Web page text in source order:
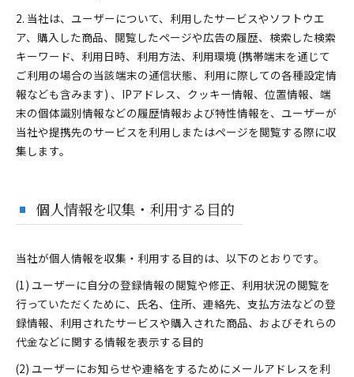
2. 当社は、ユーザーについて、利用したサービスやソフトウエ
ア、購入した商品、閲覧したページや広告の履歴、検索した検索
キーワード、利用日時、利用方法、利用環境 (携帯端末を通じて
ご利用の場合の当該端末の通信状態、利用に際しての各種設定情
報なども含みます) 、IPアドレス、クッキー情報、位置情報、端
末の個体識別情報などの履歴情報および特性情報を、ユーザーが
当社や提携先のサービスを利用しまたはページを閲覧する際に収
集します。
個人情報を収集・利用する目的
当社が個人情報を収集・利用する目的は、以下のとおりです。
(1) ユーザーに自分の登録情報の閲覧や修正、利用状況の閲覧を
行っていただくために、氏名、住所、連絡先、支払方法などの登
録情報、利用されたサービスや購入された商品、およびそれらの
代金などに関する情報を表示する目的
(2) ユーザーにお知らせや連絡をするためにメールアドレスを利